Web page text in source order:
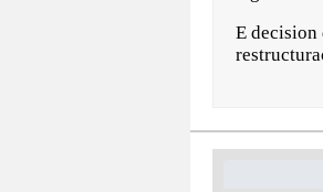
E decision